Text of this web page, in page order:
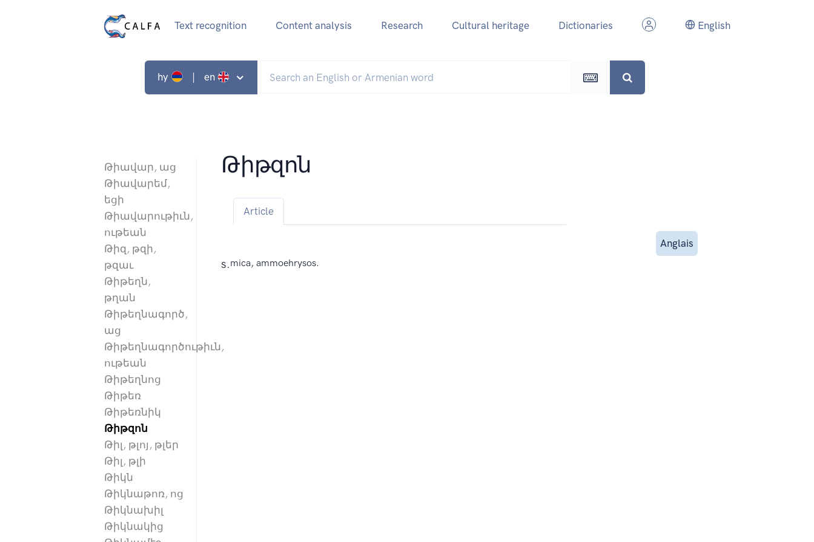
Text recognition Content analysis Research Cultural heritage Dictionaries English
hy | en
Թիավար, աց
Թիավարեմ,
եցի
Թիավարութիւն,
ութեան
Թիզ, թզի,
թզաւ
Թիթեղն,
թղան
Թիթեղնագործ,
աց
Թիթեղնագործութիւն,
ութեան
Թիթեղնոց
Թիթեռ
Թիթեռնիկ
Թիթզոն
Թիլ, թլոյ, թլեր
Թիլ, թլի
Թիկն
Թիկնաթոռ, ոց
Թիկնախիլ
Թիկնակից
Թիթզոն
Article
Anglais
s.mica, ammoehrysos.